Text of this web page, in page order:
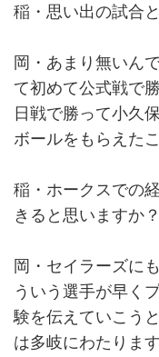
稲・思い出の試合
岡・あまり無いん
て初めて公式戦で
日戦で勝って小久
ボールをもらえた
稲・ホークスでの
きると思いますか？
岡・セイラーズに
ういう選手が早く
験を伝えていこう
は多岐にわたりま